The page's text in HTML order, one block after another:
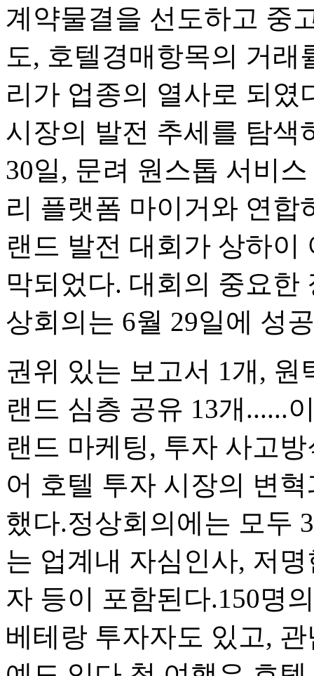
계약물결을 선도하고 중
도, 호텔경매항목의 거
리가 업종의 열사로 되였
시장의 발전 추세를 탐색
30일, 문려 원스톱 서비
리 플랫폼 마이거와 연합
랜드 발전 대회가 상하
막되었다. 대회의 중요한
상회의는 6월 29일에 성
권위 있는 보고서 1개, 원
랜드 심층 공유 13개......
랜드 마케팅, 투자 사고
어 호텔 투자 시장의 변
했다.정상회의에는 모두
는 업계내 자심인사, 저
자 등이 포함된다.150명
베테랑 투자자도 있고,